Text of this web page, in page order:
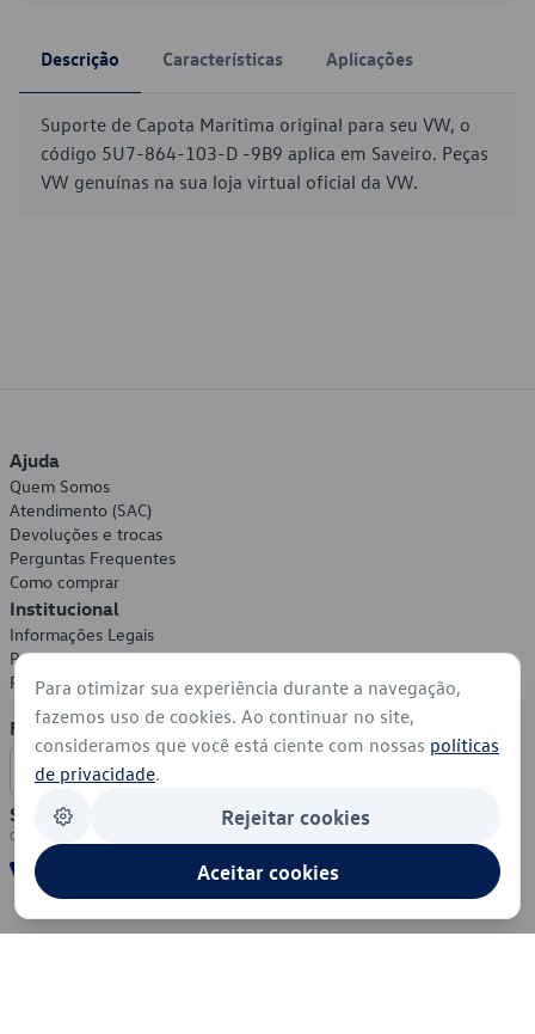
Descrição Características Aplicações
Suporte de Capota Marítima original para seu VW, o
código 5U7-864-103-D -9B9 aplica em Saveiro. Peças
VW genuínas na sua loja virtual oficial da VW.
Ajuda
Quem Somos
Atendimento (SAC)
Devoluções e trocas
Perguntas Frequentes
Como comprar
Institucional
Informações Legais
Política de Privacidade
Política de Cookies
Formas de Pagamento
Segurança
Para otimizar sua experiência durante a navegação,
fazemos uso de cookies. Ao continuar no site,
consideramos que você está ciente com nossas políticas
de privacidade.
Rejeitar cookies
Aceitar cookies